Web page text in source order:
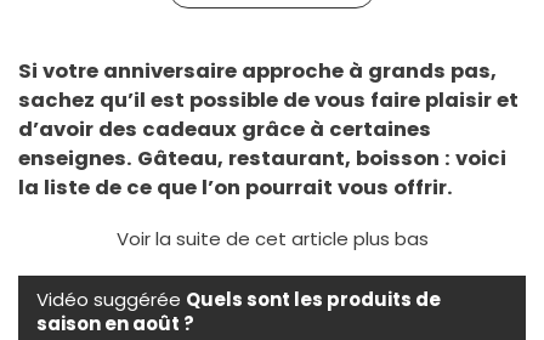
Si votre anniversaire approche à grands pas,
sachez qu’il est possible de vous faire plaisir et
d’avoir des cadeaux grâce à certaines
enseignes. Gâteau, restaurant, boisson : voici
la liste de ce que l’on pourrait vous offrir.
Voir la suite de cet article plus bas
Vidéo suggérée Quels sont les produits de
saison en août ?